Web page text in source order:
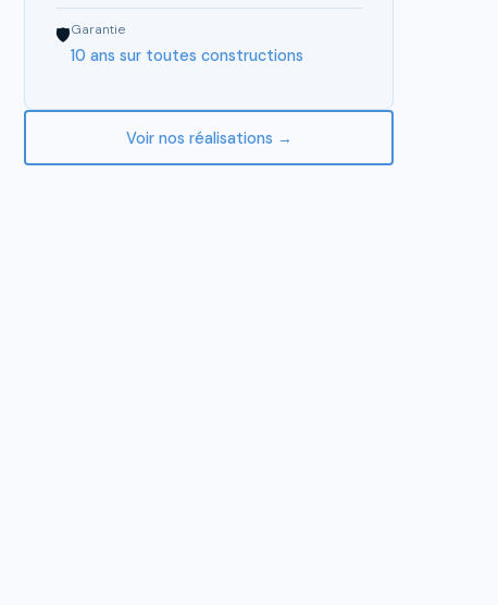
🛡Garantie
10 ans sur toutes constructions
Voir nos réalisations →